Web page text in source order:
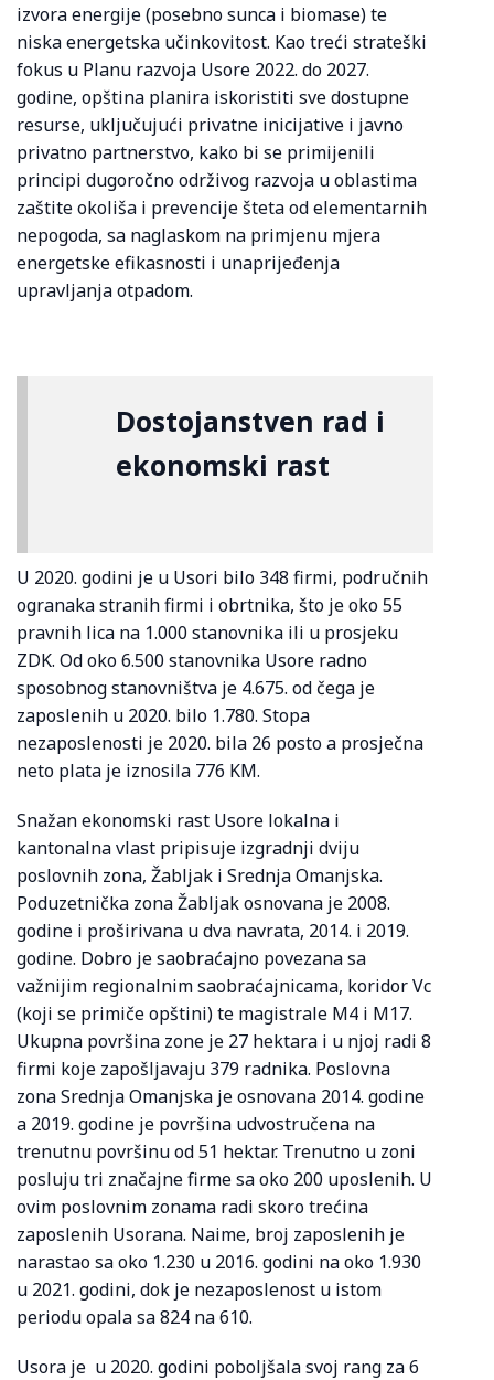
izvora energije (posebno sunca i biomase) te
niska energetska učinkovitost. Kao treći strateški
fokus u Planu razvoja Usore 2022. do 2027.
godine, opština planira iskoristiti sve dostupne
resurse, uključujući privatne inicijative i javno
privatno partnerstvo, kako bi se primijenili
principi dugoročno održivog razvoja u oblastima
zaštite okoliša i prevencije šteta od elementarnih
nepogoda, sa naglaskom na primjenu mjera
energetske efikasnosti i unaprijeđenja
upravljanja otpadom.
Dostojanstven rad i
ekonomski rast
U 2020. godini je u Usori bilo 348 firmi, područnih
ogranaka stranih firmi i obrtnika, što je oko 55
pravnih lica na 1.000 stanovnika ili u prosjeku
ZDK. Od oko 6.500 stanovnika Usore radno
sposobnog stanovništva je 4.675. od čega je
zaposlenih u 2020. bilo 1.780. Stopa
nezaposlenosti je 2020. bila 26 posto a prosječna
neto plata je iznosila 776 KM.
Snažan ekonomski rast Usore lokalna i
kantonalna vlast pripisuje izgradnji dviju
poslovnih zona, Žabljak i Srednja Omanjska.
Poduzetnička zona Žabljak osnovana je 2008.
godine i proširivana u dva navrata, 2014. i 2019.
godine. Dobro je saobraćajno povezana sa
važnijim regionalnim saobraćajnicama, koridor Vc
(koji se primiče opštini) te magistrale M4 i M17.
Ukupna površina zone je 27 hektara i u njoj radi 8
firmi koje zapošljavaju 379 radnika. Poslovna
zona Srednja Omanjska je osnovana 2014. godine
a 2019. godine je površina udvostručena na
trenutnu površinu od 51 hektar. Trenutno u zoni
posluju tri značajne firme sa oko 200 uposlenih. U
ovim poslovnim zonama radi skoro trećina
zaposlenih Usorana. Naime, broj zaposlenih je
narastao sa oko 1.230 u 2016. godini na oko 1.930
u 2021. godini, dok je nezaposlenost u istom
periodu opala sa 824 na 610.
Usora je u 2020. godini poboljšala svoj rang za 6